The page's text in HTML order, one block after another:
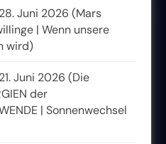
Juni 2026 (Mars
| Wenn unsere
wird)
Juni 2026 (Die
der
| Sonnenwechsel